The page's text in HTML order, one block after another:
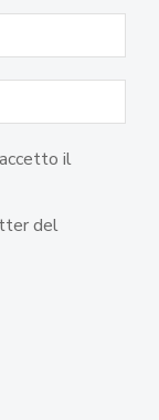
il
del